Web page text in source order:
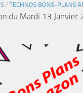
/ TECHNOS BONS-PLANS
du Mardi 13 Janvier